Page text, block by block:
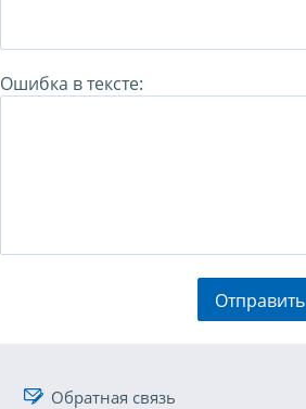
Ошибка в тексте:
Отправить
Обратная связь